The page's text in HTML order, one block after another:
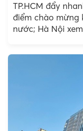
TP.HCM đẩy
điểm chào mừng
nước; Hà Nội